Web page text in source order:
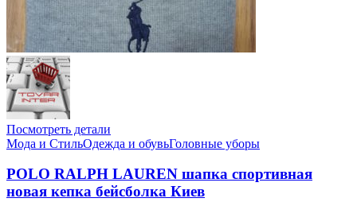
Посмотреть детали
Мода и СтильОдежда и обувьГоловные уборы
POLO RALPH LAUREN шапка спортивная
новая кепка бейсболка Киев